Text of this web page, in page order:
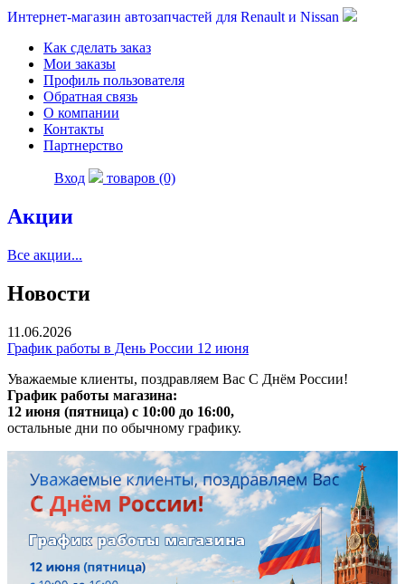
Интернет-магазин автозапчастей для Renault и Nissan
Как сделать заказ
Мои заказы
Профиль пользователя
Обратная связь
О компании
Контакты
Партнерство
Вход товаров (0)
Акции
Все акции...
Новости
11.06.2026
График работы в День России 12 июня
Уважаемые клиенты, поздравляем Вас С Днём России!
График работы магазина:
12 июня (пятница) с 10:00 до 16:00,
остальные дни по обычному графику.